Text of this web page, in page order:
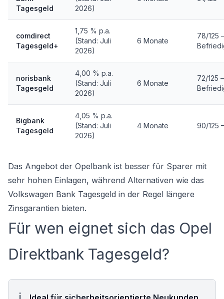
Tagesgeld
2026)
comdirect
Tagesgeld+
1,75 % p.a.
(Stand: Juli
2026)
6 Monate
78/125 –
norisbank
Tagesgeld
4,00 % p.a.
(Stand: Juli
2026)
6 Monate
72/125 –
Bigbank
Tagesgeld
4,05 % p.a.
(Stand: Juli
2026)
4 Monate 90/125
Das Angebot der Opelbank ist besser für Sparer mit
sehr hohen Einlagen, während Alternativen wie das
Volkswagen Bank Tagesgeld in der Regel längere
Zinsgarantien bieten.
Für wen eignet sich das Opel
Direktbank Tagesgeld?